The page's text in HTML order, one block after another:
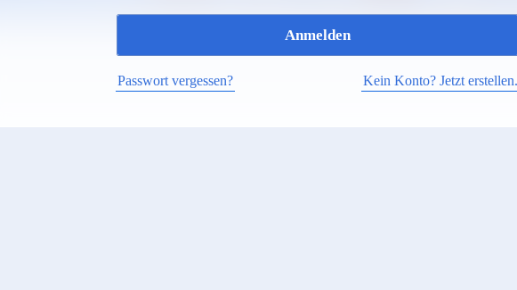
Passwort vergessen? Kein Konto? Jetzt erstellen.